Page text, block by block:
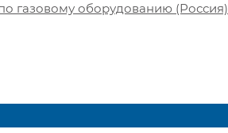
газовому оборудованию (Россия)